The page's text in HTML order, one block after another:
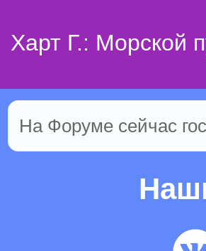
Харт Г.: Морской
На Форуме сейчас